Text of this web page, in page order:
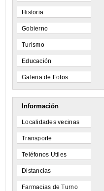
Historia
Gobierno
Turismo
Educación
Galeria de Fotos
Información
Localidades vecinas
Transporte
Teléfonos Utiles
Distancias
Farmacias de Turno